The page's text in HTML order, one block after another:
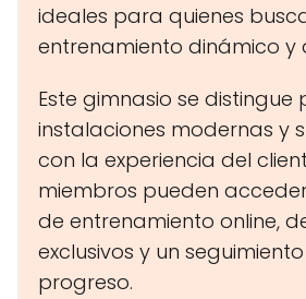
ideales para quienes
entrenamiento dinámico y
Este gimnasio se distingue
instalaciones modernas y
con la experiencia del
miembros pueden
de entrenamiento online,
exclusivos y un
progreso.